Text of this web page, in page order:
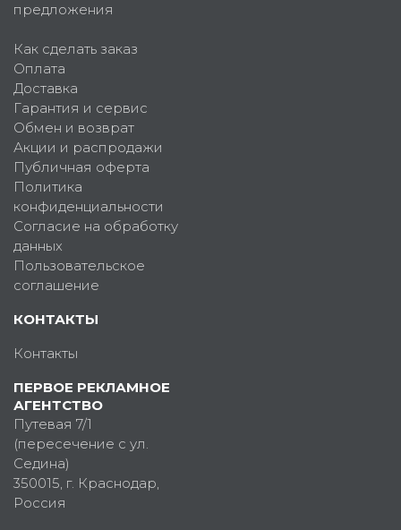
предложения
Как сделать заказ
Оплата
Доставка
Гарантия и сервис
Обмен и возврат
Акции и распродажи
Публичная оферта
Политика
конфиденциальности
Согласие на обработку
данных
Пользовательское
соглашение
КОНТАКТЫ
Контакты
ПЕРВОЕ РЕКЛАМНОЕ
АГЕНТСТВО
Путевая 7/1
(пересечение с ул.
Седина)
350015, г. Краснодар,
Россия